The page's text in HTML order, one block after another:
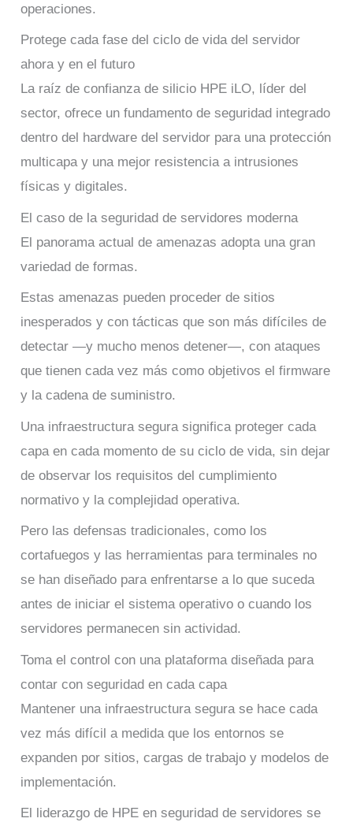
operaciones.
Protege cada fase del ciclo de vida del servidor
ahora y en el futuro
La raíz de confianza de silicio HPE iLO, líder del
sector, ofrece un fundamento de seguridad integrado
dentro del hardware del servidor para una protección
multicapa y una mejor resistencia a intrusiones
físicas y digitales.
El caso de la seguridad de servidores moderna
El panorama actual de amenazas adopta una gran
variedad de formas.
Estas amenazas pueden proceder de sitios
inesperados y con tácticas que son más difíciles de
detectar ―y mucho menos detener―, con ataques
que tienen cada vez más como objetivos el firmware
y la cadena de suministro.
Una infraestructura segura significa proteger cada
capa en cada momento de su ciclo de vida, sin dejar
de observar los requisitos del cumplimiento
normativo y la complejidad operativa.
Pero las defensas tradicionales, como los
cortafuegos y las herramientas para terminales no
se han diseñado para enfrentarse a lo que suceda
antes de iniciar el sistema operativo o cuando los
servidores permanecen sin actividad.
Toma el control con una plataforma diseñada para
contar con seguridad en cada capa
Mantener una infraestructura segura se hace cada
vez más difícil a medida que los entornos se
expanden por sitios, cargas de trabajo y modelos de
implementación.
El liderazgo de HPE en seguridad de servidores se